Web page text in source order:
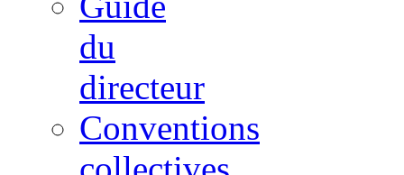
du
directeur
Conventions